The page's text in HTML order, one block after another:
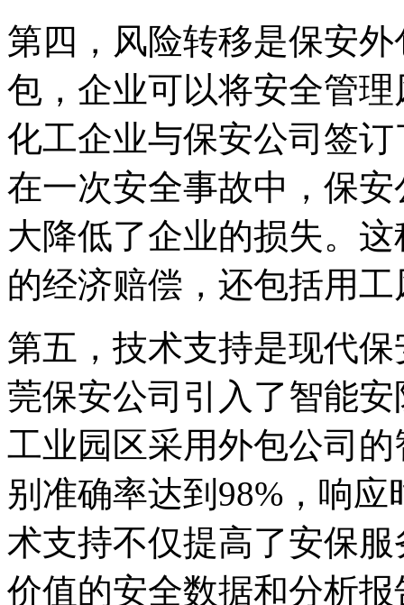
第四，风险转移是保安
包，企业可以将安全管
化工企业与保安公司签
在一次安全事故中，保
大降低了企业的损失。
的经济赔偿，还包括用
第五，技术支持是现代
莞保安公司引入了智能
工业园区采用外包公司
别准确率达到98%，响
术支持不仅提高了安保
价值的安全数据和分析报